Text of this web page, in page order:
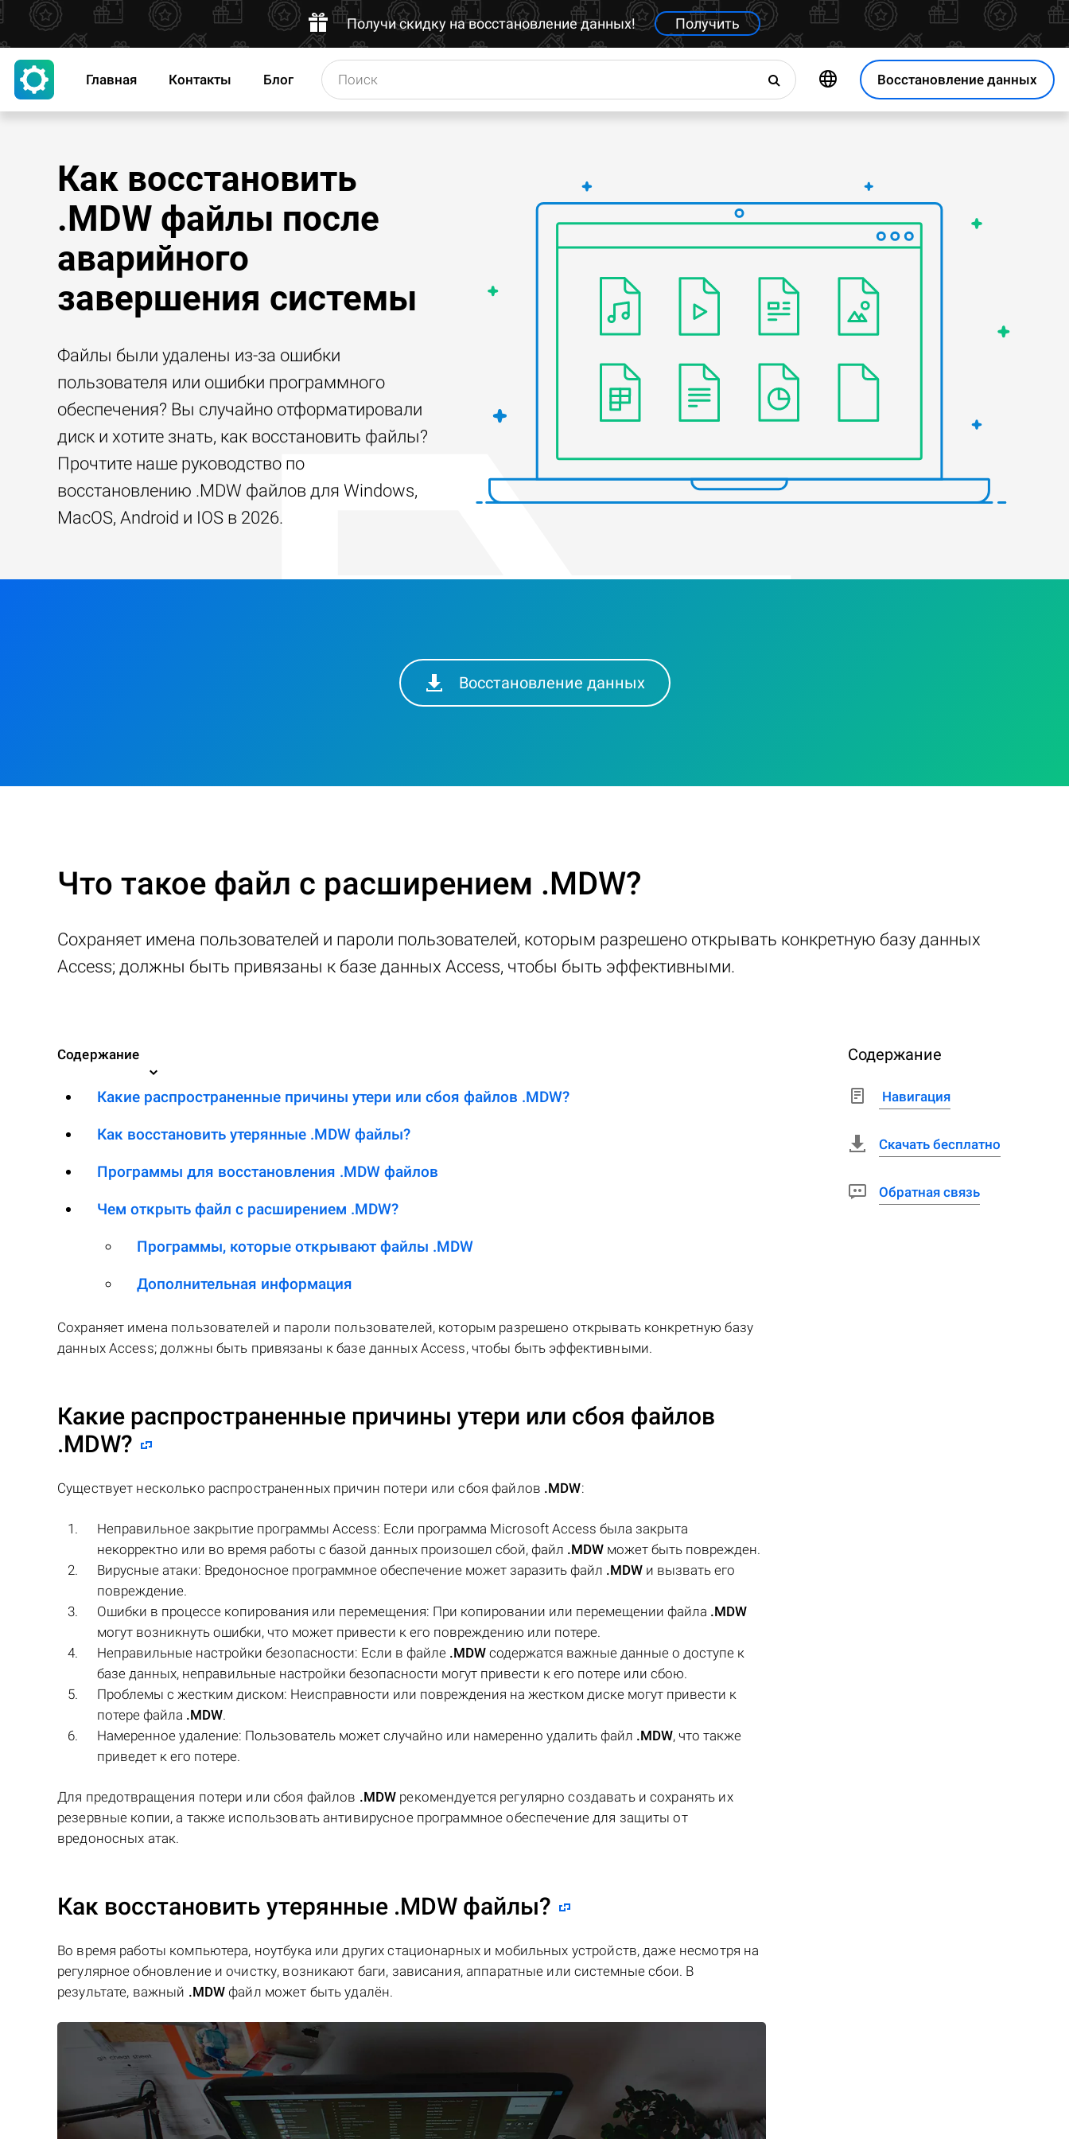
Получи скидку на восстановление данных! Получить
Восстановление данных
Главная Контакты Блог
Как восстановить
.MDW файлы после
аварийного
завершения системы
Файлы были удалены из-за ошибки
пользователя или ошибки программного
обеспечения? Вы случайно отформатировали
диск и хотите знать, как восстановить файлы?
Прочтите наше руководство по
восстановлению .MDW файлов для Windows,
MacOS, Android и IOS в 2026.
Восстановление данных
Что такое файл с расширением .MDW?
Сохраняет имена пользователей и пароли пользователей, которым разрешено открывать конкретную базу данных
Access; должны быть привязаны к базе данных Access, чтобы быть эффективными.
Содержание
Какие распространенные причины утери или сбоя файлов .MDW?
Как восстановить утерянные .MDW файлы?
Программы для восстановления .MDW файлов
Чем открыть файл с расширением .MDW?
Программы, которые открывают файлы .MDW
Дополнительная информация
Сохраняет имена пользователей и пароли пользователей, которым разрешено открывать конкретную базу
данных Access; должны быть привязаны к базе данных Access, чтобы быть эффективными.
Какие распространенные причины утери или сбоя файлов
.MDW?
Существует несколько распространенных причин потери или сбоя файлов .MDW:
Неправильное закрытие программы Access: Если программа Microsoft Access была закрыта
некорректно или во время работы с базой данных произошел сбой, файл .MDW может быть поврежден.
Вирусные атаки: Вредоносное программное обеспечение может заразить файл .MDW и вызвать его
повреждение.
Ошибки в процессе копирования или перемещения: При копировании или перемещении файла .MDW
могут возникнуть ошибки, что может привести к его повреждению или потере.
Неправильные настройки безопасности: Если в файле .MDW содержатся важные данные о доступе к
базе данных, неправильные настройки безопасности могут привести к его потере или сбою.
Проблемы с жестким диском: Неисправности или повреждения на жестком диске могут привести к
потере файла .MDW.
Намеренное удаление: Пользователь может случайно или намеренно удалить файл .MDW, что также
приведет к его потере.
Для предотвращения потери или сбоя файлов .MDW рекомендуется регулярно создавать и сохранять их
резервные копии, а также использовать антивирусное программное обеспечение для защиты от
вредоносных атак.
Как восстановить утерянные .MDW файлы?
Во время работы компьютера, ноутбука или других стационарных и мобильных устройств, даже несмотря на
регулярное обновление и очистку, возникают баги, зависания, аппаратные или системные сбои. В
результате, важный .MDW файл может быть удалён.
Содержание
Навигация
Скачать бесплатно
Обратная связь